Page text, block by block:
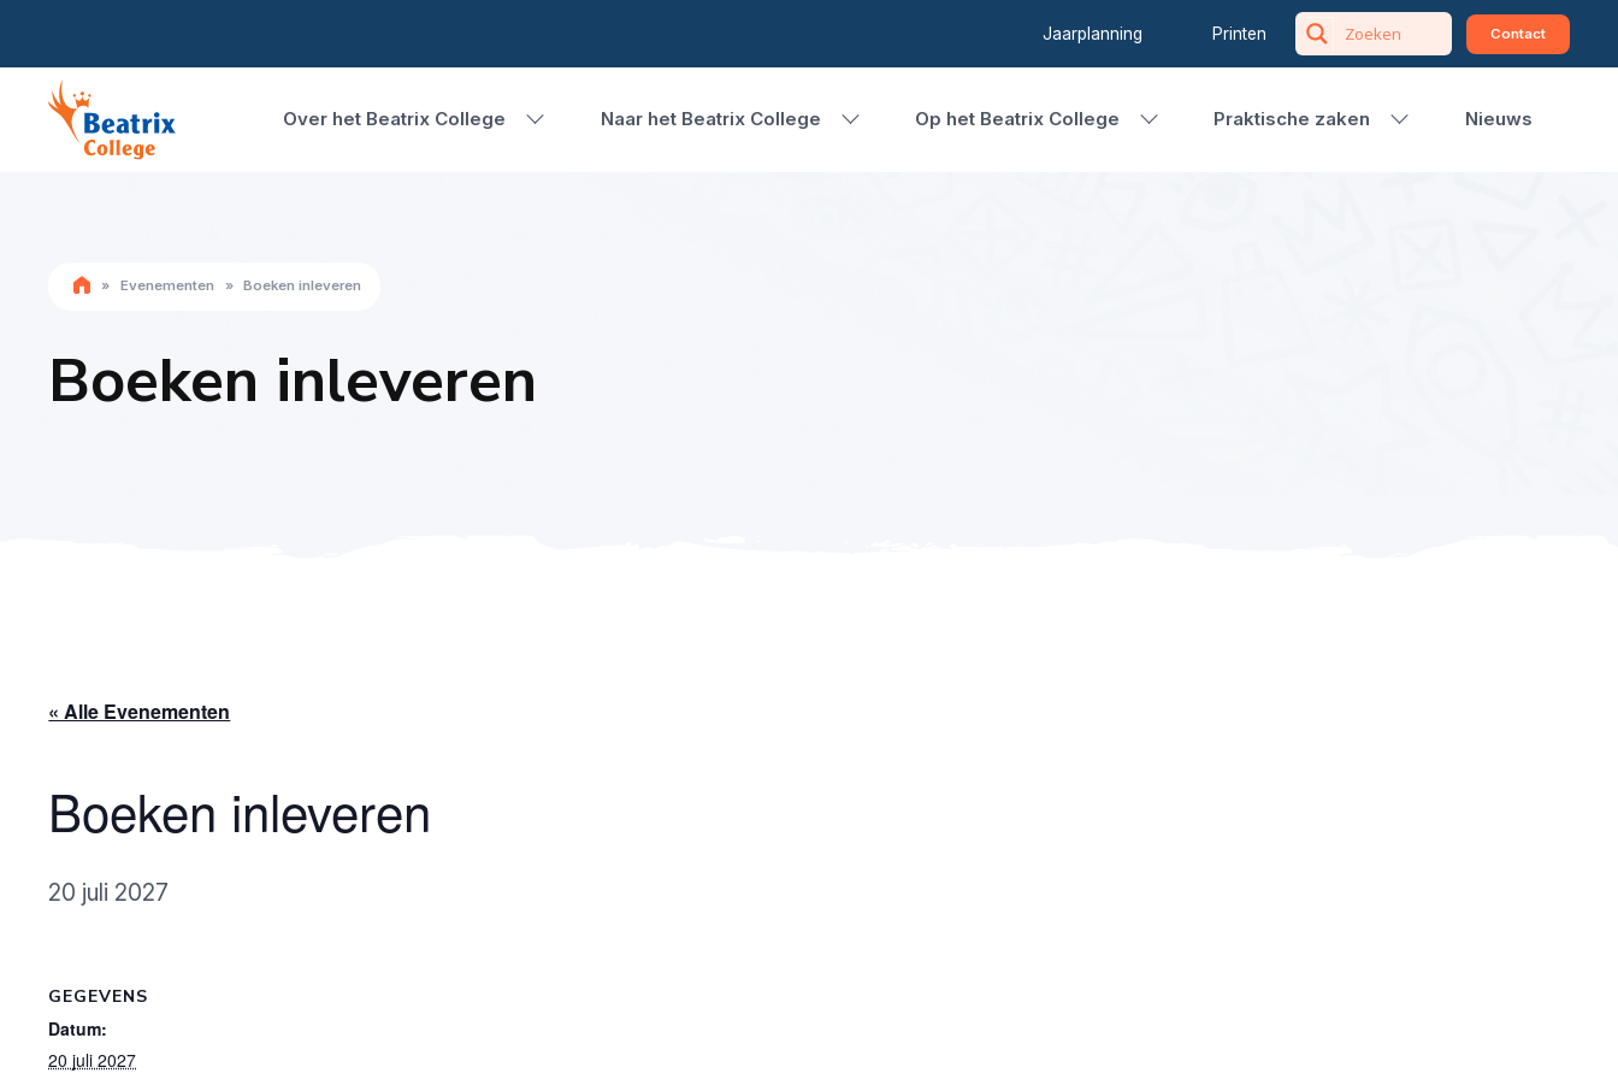
Jaarplanning Printen Contact
Over het Beatrix College Naar het Beatrix College Op het Beatrix College Praktische zaken Nieuws
» Evenementen » Boeken inleveren
Boeken inleveren
« Alle Evenementen
Boeken inleveren
20 juli 2027
GEGEVENS
Datum:
20 juli 2027